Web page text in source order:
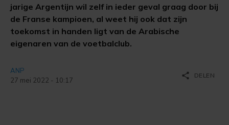
jarige Argentijn wil zelf in ieder geval graag door bij
de Franse kampioen, al weet hij ook dat zijn
toekomst in handen ligt van de Arabische
eigenaren van de voetbalclub.
ANP
27 mei 2022 - 10:17
share DELEN